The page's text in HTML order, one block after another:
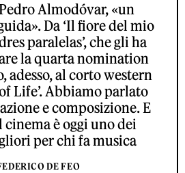
Almodóvar, «un
Da ‘Il fiore del mio
paralelas’, che gli ha
la quarta nomination
adesso, al corto western
Life’. Abbiamo parlato
e composizione. E
è oggi uno dei
per chi fa musica
DE FEO